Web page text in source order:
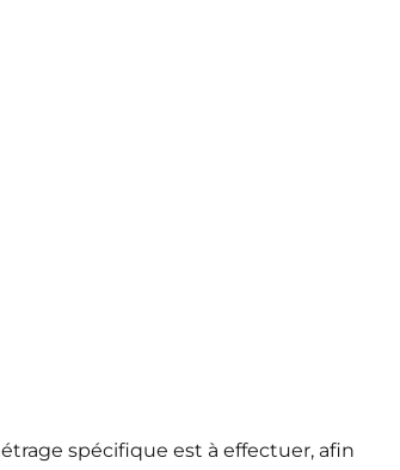
spécifique est à effectuer, afin